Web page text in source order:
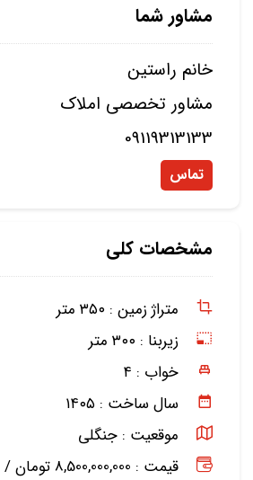
مشاور شما
خانم راستین
مشاور تخصصی املاک
09119313133
تماس
مشخصات کلی
متراژ زمین : ۳۵۰ متر
زیربنا : ۳۰۰ متر
خواب : ۴
سال ساخت : ۱۴۰۵
موقعیت : جنگلی
قیمت : 8,500,000,000 تومان /